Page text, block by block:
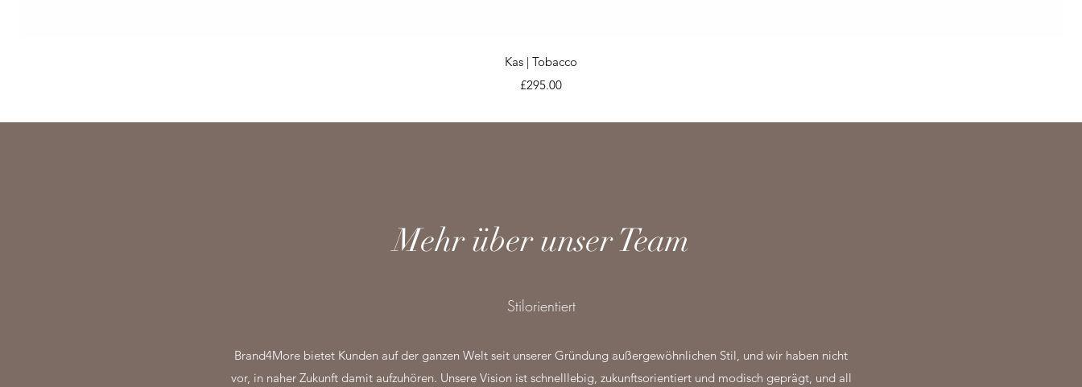
Schnellansicht
Kas | Tobacco
Preis
£295.00
Mehr über unser Team
Stilorientiert
Brand4More bietet Kunden auf der ganzen Welt seit unserer Gründung außergewöhnlichen Stil, und wir haben nicht
vor, in naher Zukunft damit aufzuhören. Unsere Vision ist schnelllebig, zukunftsorientiert und modisch geprägt, und all